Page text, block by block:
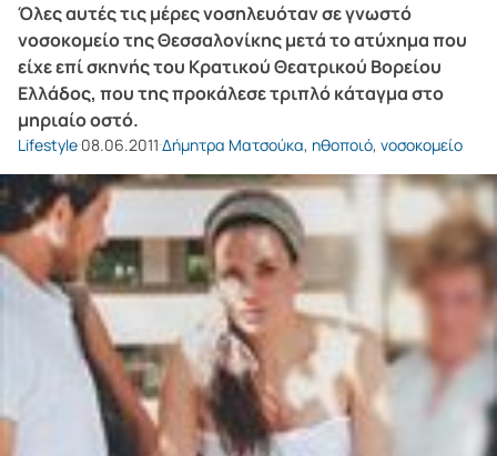
Όλες αυτές τις μέρες νοσηλευόταν σε γνωστό
νοσοκομείο της Θεσσαλονίκης μετά το ατύχημα που
είχε επί σκηνής του Κρατικού Θεατρικού Βορείου
Ελλάδος, που της προκάλεσε τριπλό κάταγμα στο
μηριαίο οστό.
Lifestyle 08.06.2011 Δήμητρα Ματσούκα, ηθοποιό, νοσοκομείο